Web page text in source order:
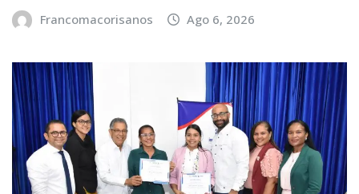
Francomacorisanos Ago 6, 2026